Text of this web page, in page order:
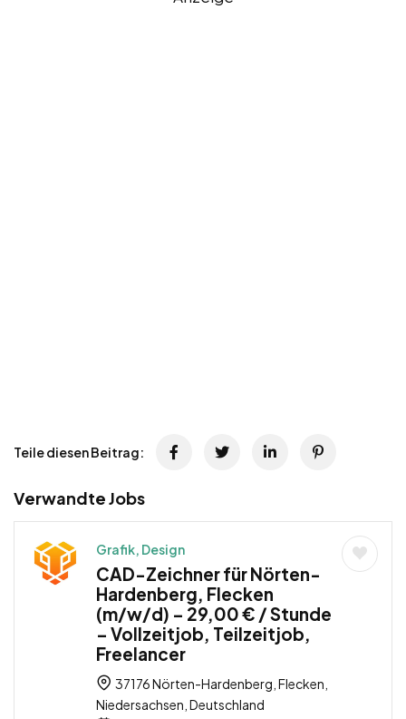
Teile diesen Beitrag:
Verwandte Jobs
Grafik, Design
CAD-Zeichner für Nörten-
Hardenberg, Flecken
(m/w/d) – 29,00 € / Stunde
– Vollzeitjob, Teilzeitjob,
Freelancer
37176 Nörten-Hardenberg, Flecken,
Niedersachsen, Deutschland